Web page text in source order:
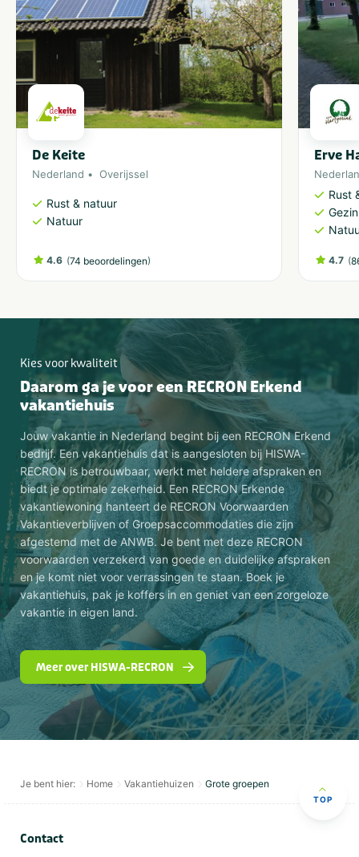
De Keite
Nederland Overijssel
Rust & natuur
Natuur
4.6 (74 beoordelingen)
Erve
Rust
4.7 (
Kies voor kwaliteit
Daarom ga je voor een RECRON Erkend
vakantiehuis
Jouw vakantie in Nederland begint bij een RECRON Erkend
bedrijf. Een vakantiehuis dat is aangesloten bij HISWA-
RECRON is betrouwbaar, werkt met heldere afspraken en
biedt je optimale zekerheid. Een RECRON Erkende
vakantiewoning hanteert de RECRON Voorwaarden
Vakantieverblijven of Groepsaccommodaties die zijn
afgestemd met de ANWB. Je bent met deze RECRON
voorwaarden verzekerd van goede en duidelijke afspraken
en je komt niet voor verrassingen te staan. Boek je
vakantiehuis, pak je koffers in en geniet van een zorgeloze
vakantie in eigen land.
Meer over HISWA-RECRON
Je bent hier: Home Vakantiehuizen Grote groepen
TOP
Contact